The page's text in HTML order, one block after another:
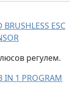
ESC
регулем.
IN 1 PROGRAM